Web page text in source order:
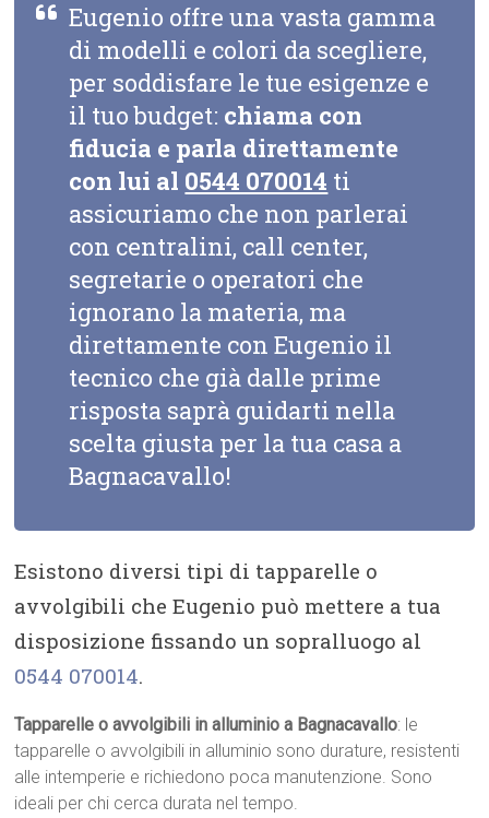
Eugenio offre una vasta gamma
di modelli e colori da scegliere,
per soddisfare le tue esigenze e
il tuo budget: chiama con
fiducia e parla direttamente
con lui al 0544 070014 ti
assicuriamo che non parlerai
con centralini, call center,
segretarie o operatori che
ignorano la materia, ma
direttamente con Eugenio il
tecnico che già dalle prime
risposta saprà guidarti nella
scelta giusta per la tua casa a
Bagnacavallo!
Esistono diversi tipi di tapparelle o
avvolgibili che Eugenio può mettere a tua
disposizione fissando un sopralluogo al
0544 070014.
Tapparelle o avvolgibili in alluminio a Bagnacavallo: le
tapparelle o avvolgibili in alluminio sono durature, resistenti
alle intemperie e richiedono poca manutenzione. Sono
ideali per chi cerca durata nel tempo.